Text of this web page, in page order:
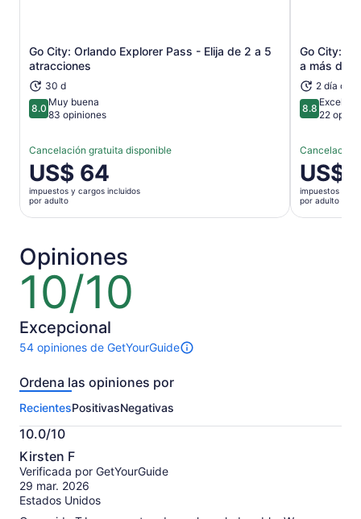
Go City: Orlando Explorer Pass - Elija de 2 a 5
atracciones
30 d
8.08.0 de 10
Muy buena
83 opiniones
Cancelación gratuita disponible
El
precio
es
de
por
adulto
US$ 64
impuestos y cargos incluidos
por adulto
Se abrirá en una nueva pestaña
Go City:
a más de
2 día o
8.88.8 de 10
22
Cancelación
El
precio
es
de
US$
impuestos y
por adulto
Opiniones
10/10
10
10
Excepcional
54 opiniones de GetYourGuide
54
sobre
actividad.
Más
información
sobre
las
opiniones
verificadas
Ordena las opiniones por
RecientesPositivasNegativas
10.0/10
10.0
de
10
Kirsten F
Verificada por GetYourGuide
29 mar. 2026
Estados Unidos